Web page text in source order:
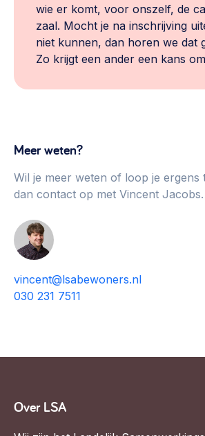
wie er komt, voor onszelf, de
zaal. Mocht je na inschrijving
niet kunnen, dan horen we dat
Zo krijgt een ander een kans
Meer weten?
Wil je meer weten of loop je ergens
dan contact op met Vincent Jacobs.
vincent@lsabewoners.nl
030 231 7511
Over LSA